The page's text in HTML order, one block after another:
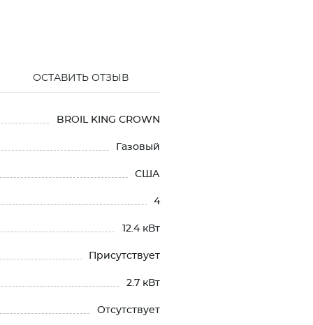
ОСТАВИТЬ ОТЗЫВ
BROIL KING CROWN
Газовый
США
4
12.4 кВт
Присутствует
2.7 кВт
Отсутствует